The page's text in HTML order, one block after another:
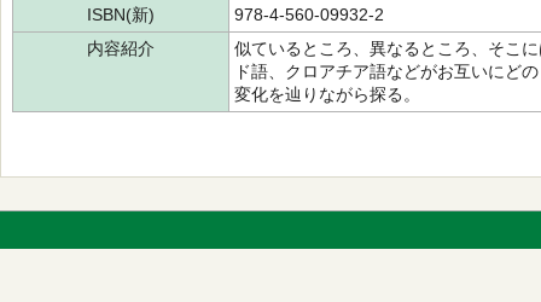
ISBN(新)
978-4-560-09932-2
内容紹介
似ているところ、異なるところ、そこ
ド語、クロアチア語などがお互いにど
変化を辿りながら探る。